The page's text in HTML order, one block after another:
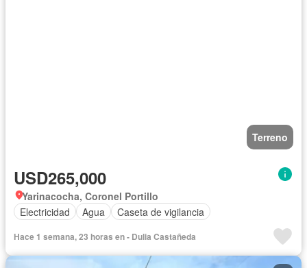
Terreno
USD265,000
Yarinacocha, Coronel Portillo
Electricidad
Agua Caseta de vigilancia
Hace 1 semana, 23 horas en - Dulia Castañeda